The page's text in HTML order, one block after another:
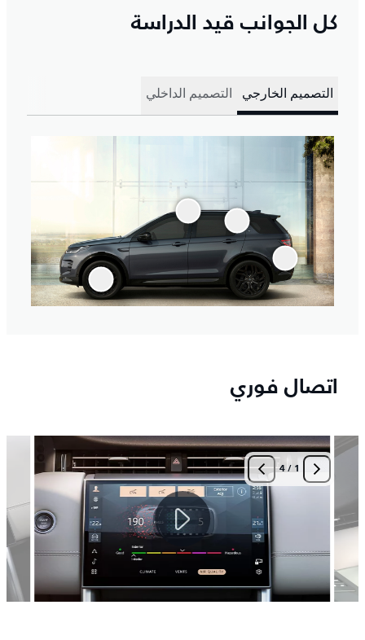
كل الجوانب قيد الدراسة
التصميم الخارجي التصميم الداخلي
اتصال فوري
1
/
4